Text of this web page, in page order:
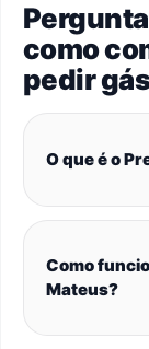
como
pedir
O que é o
Como
Mateus?